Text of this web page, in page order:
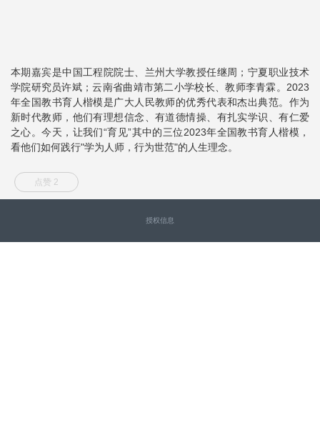
本期嘉宾是中国工程院院士、兰州大学教授任继周；宁夏职业技术
学院研究员许斌；云南省曲靖市第二小学校长、教师李青霖。2023
年全国教书育人楷模是广大人民教师的优秀代表和杰出典范。作为
新时代教师，他们有理想信念、有道德情操、有扎实学识、有仁爱
之心。今天，让我们“育见”其中的三位2023年全国教书育人楷模，
看他们如何践行"学为人师，行为世范"的人生理念。
点赞 2
授权信息